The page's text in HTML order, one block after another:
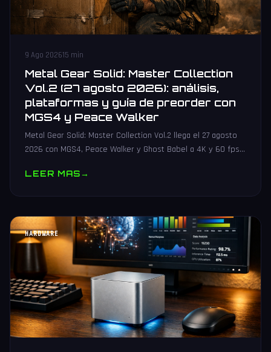
9 Ago 202615 min
Metal Gear Solid: Master Collection
Vol.2 (27 agosto 2026): análisis,
plataformas y guía de preorder con
MGS4 y Peace Walker
Metal Gear Solid: Master Collection Vol.2 llega el 27 agosto
2026 con MGS4, Peace Walker y Ghost Babel a 4K y 60 fps
LEER MAS→
HARDWARE